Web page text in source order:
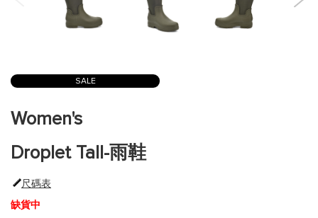
SALE
到
庫
開
Women's
Droplet Tall-雨鞋
尺碼表
缺貨中